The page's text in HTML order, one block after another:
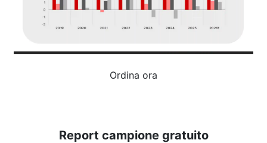
Ordina ora
Report campione gratuito